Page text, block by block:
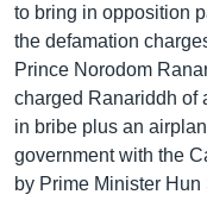
ម្តង
រំលង​
និង​
ចូល​
ទៅ​
ទំព័រ​
រចនា
ព្រឹត្តិការណ៍ព័ត៌មាន
វិទ្យុ / ផតខាសថ៍
កម្មវិធីទាំងអស់
to bring in opposition
the defamation
Prince Norodom
charged Ranariddh of
in bribe plus an
government with the
by Prime Minister Hun